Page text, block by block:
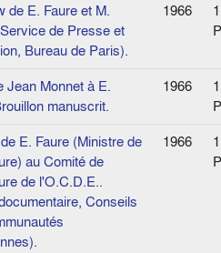
de E. Faure et M.
de Presse et
Bureau de Paris).
1966
1
Jean Monnet à E.
manuscrit.
1966
1
E. Faure (Ministre de
au Comité de
de l'O.C.D.E..
Conseils
1966
1